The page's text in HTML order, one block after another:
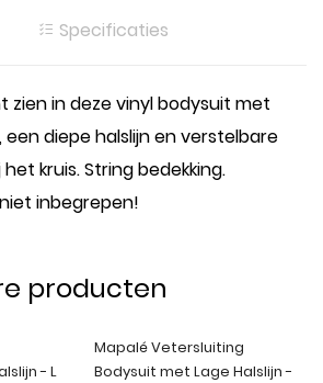
Specificaties
zien in deze vinyl bodysuit met
diepe halslijn en verstelbare
kruis. String bedekking.
inbegrepen!
producten
- L
Mapalé Vetersluiting
Bodysuit met Lage Halslijn -